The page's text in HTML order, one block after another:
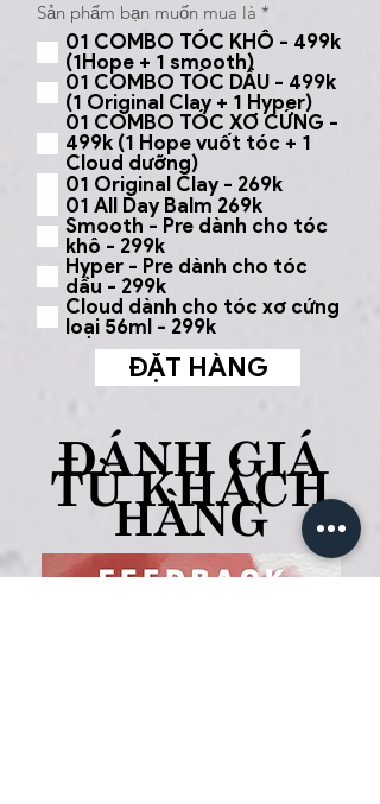
Sản phẩm bạn muốn mua là *
e
q
i
r
e
d
01 COMBO TÓC KHÔ - 499k
(1Hope + 1 smooth)
01 COMBO TÓC DẦU - 499k
(1 Original Clay + 1 Hyper)
01 COMBO TÓC XƠ CỨNG -
499k (1 Hope vuốt tóc + 1
Cloud dưỡng)
01 Original Clay - 269k
01 All Day Balm 269k
Smooth - Pre dành cho tóc
khô - 299k
Hyper - Pre dành cho tóc
dầu - 299k
Cloud dành cho tóc xơ cứng
loại 56ml - 299k
ĐẶT HÀNG
ĐÁNH GIÁ
TỪ KHÁCH
HÀNG